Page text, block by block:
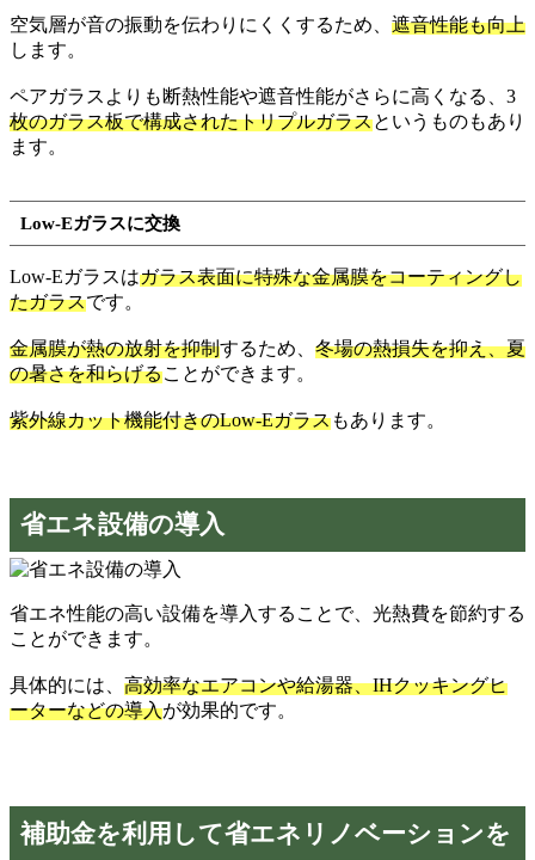
空気層が音の振動を伝わりにくくするため、 遮音性能も向上
します。
ペアガラスよりも断熱性能や遮音性能がさらに高くなる、3
枚のガラス板で構成されたトリプルガラスというものもあり
ます。
Low-Eガラスに交換
Low-Eガラスはガラス表面に特殊な金属膜をコーティングし
たガラスです。
金属膜が熱の放射を抑制するため、 冬場の熱損失を抑え、夏
の暑さを和らげることができます。
紫外線カット機能付きのLow-Eガラスもあります。
省エネ設備の導入
省エネ性能の高い設備を導入することで、光熱費を節約する
ことができます。
具体的には、 高効率なエアコンや給湯器、IHクッキングヒ
ーターなどの導入が効果的です。
補助金を利用して省エネリノベーションを